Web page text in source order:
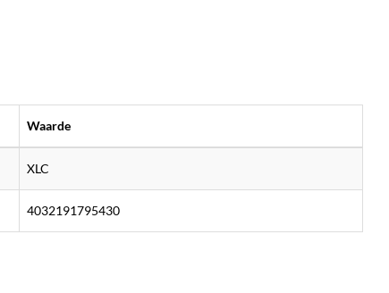
Waarde
XLC
4032191795430